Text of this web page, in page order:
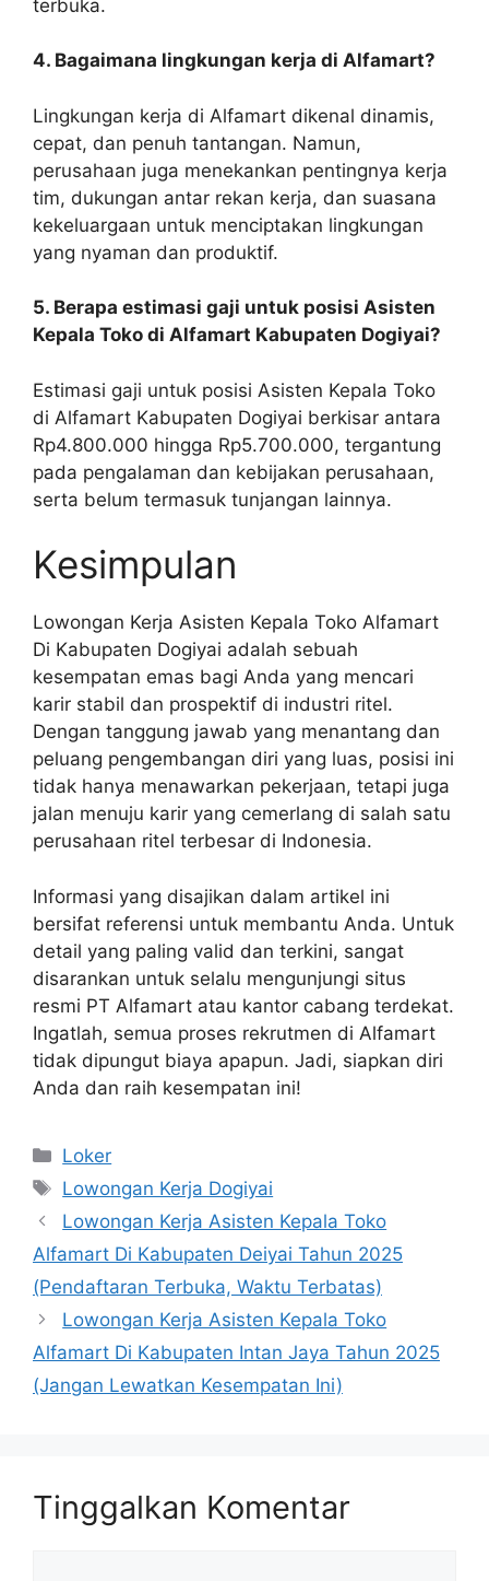
terbuka.
4. Bagaimana lingkungan kerja di Alfamart?
Lingkungan kerja di Alfamart dikenal dinamis,
cepat, dan penuh tantangan. Namun,
perusahaan juga menekankan pentingnya kerja
tim, dukungan antar rekan kerja, dan suasana
kekeluargaan untuk menciptakan lingkungan
yang nyaman dan produktif.
5. Berapa estimasi gaji untuk posisi Asisten
Kepala Toko di Alfamart Kabupaten Dogiyai?
Estimasi gaji untuk posisi Asisten Kepala Toko
di Alfamart Kabupaten Dogiyai berkisar antara
Rp4.800.000 hingga Rp5.700.000, tergantung
pada pengalaman dan kebijakan perusahaan,
serta belum termasuk tunjangan lainnya.
Kesimpulan
Lowongan Kerja Asisten Kepala Toko Alfamart
Di Kabupaten Dogiyai adalah sebuah
kesempatan emas bagi Anda yang mencari
karir stabil dan prospektif di industri ritel.
Dengan tanggung jawab yang menantang dan
peluang pengembangan diri yang luas, posisi ini
tidak hanya menawarkan pekerjaan, tetapi juga
jalan menuju karir yang cemerlang di salah satu
perusahaan ritel terbesar di Indonesia.
Informasi yang disajikan dalam artikel ini
bersifat referensi untuk membantu Anda. Untuk
detail yang paling valid dan terkini, sangat
disarankan untuk selalu mengunjungi situs
resmi PT Alfamart atau kantor cabang terdekat.
Ingatlah, semua proses rekrutmen di Alfamart
tidak dipungut biaya apapun. Jadi, siapkan diri
Anda dan raih kesempatan ini!
Kategori
Loker
Tag
Lowongan Kerja Dogiyai
Lowongan Kerja Asisten Kepala Toko
Alfamart Di Kabupaten Deiyai Tahun 2025
(Pendaftaran Terbuka, Waktu Terbatas)
Lowongan Kerja Asisten Kepala Toko
Alfamart Di Kabupaten Intan Jaya Tahun 2025
(Jangan Lewatkan Kesempatan Ini)
Tinggalkan Komentar